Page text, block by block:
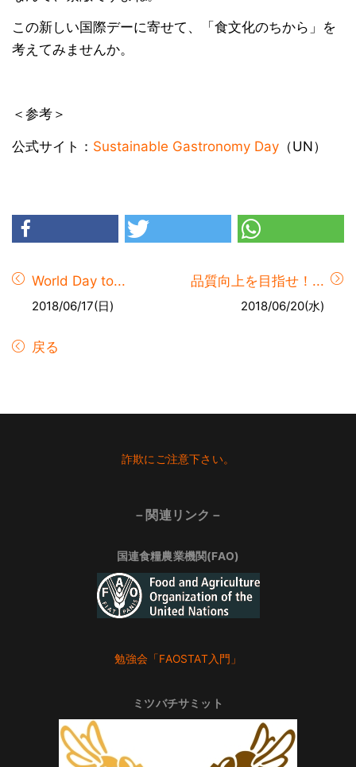
この新しい国際デーに寄せて、「食文化のちから」を
考えてみませんか。
＜参考＞
公式サイト： Sustainable Gastronomy Day （UN）
World Day to...
2018/06/17(日)
品質向上を目指せ！...
2018/06/20(水)
戻る
詐欺にご注意下さい。
－関連リンク－
国連食糧農業機関(FAO)
勉強会「FAOSTAT入門」
ミツバチサミット